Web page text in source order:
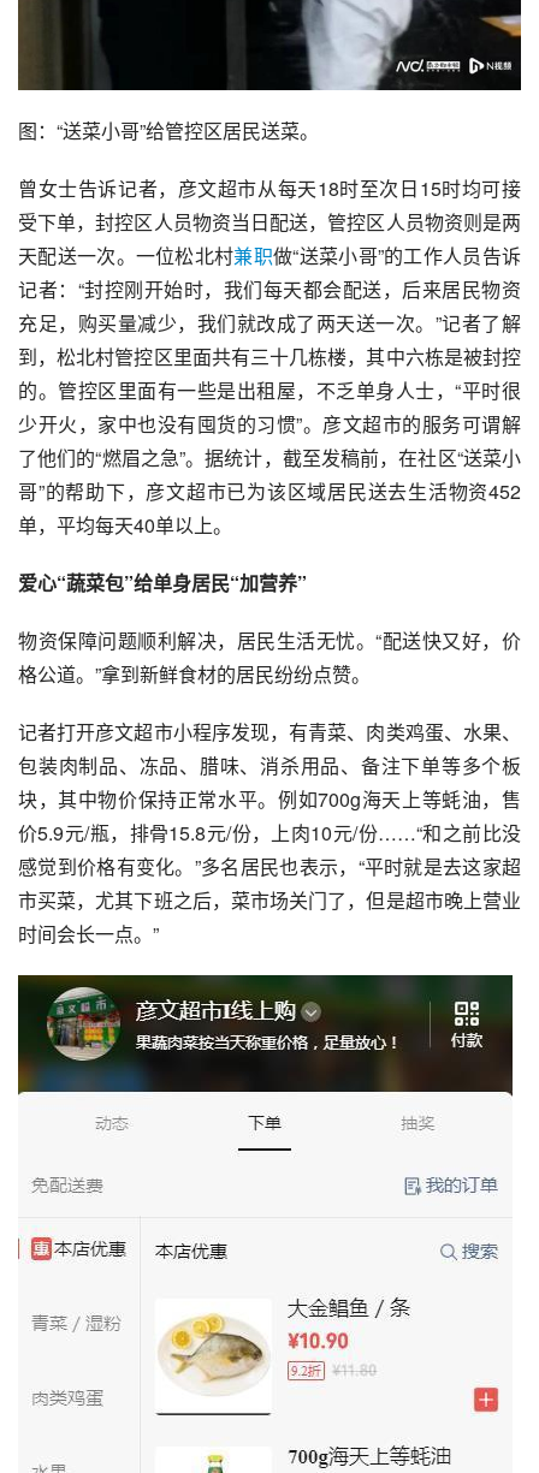
图：“送菜小哥”给管控区居民送菜。
曾女士告诉记者，彦文超市从每天18时至次日15时均可接
受下单，封控区人员物资当日配送，管控区人员物资则是两
天配送一次。一位松北村兼职做“送菜小哥”的工作人员告诉
记者：“封控刚开始时，我们每天都会配送，后来居民物资
充足，购买量减少，我们就改成了两天送一次。”记者了解
到，松北村管控区里面共有三十几栋楼，其中六栋是被封控
的。管控区里面有一些是出租屋，不乏单身人士，“平时很
少开火，家中也没有囤货的习惯”。彦文超市的服务可谓解
了他们的“燃眉之急”。据统计，截至发稿前，在社区“送菜小
哥”的帮助下，彦文超市已为该区域居民送去生活物资452
单，平均每天40单以上。
爱心“蔬菜包”给单身居民“加营养”
物资保障问题顺利解决，居民生活无忧。“配送快又好，价
格公道。”拿到新鲜食材的居民纷纷点赞。
记者打开彦文超市小程序发现，有青菜、肉类鸡蛋、水果、
包装肉制品、冻品、腊味、消杀用品、备注下单等多个板
块，其中物价保持正常水平。例如700g海天上等蚝油，售
价5.9元/瓶，排骨15.8元/份，上肉10元/份……“和之前比没
感觉到价格有变化。”多名居民也表示，“平时就是去这家超
市买菜，尤其下班之后，菜市场关门了，但是超市晚上营业
时间会长一点。”